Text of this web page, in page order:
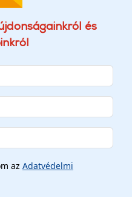
és
az Adatvédelmi